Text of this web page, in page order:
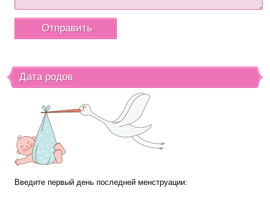
Дата родов
Введите первый день последней менструации: